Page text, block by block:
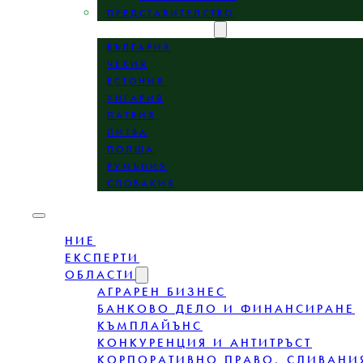
ПРЕДСТАВИТЕЛСТВО
БЪЛГАРИЯ
ЧЕХИЯ
ЕСТОНИЯ
УНГАРИЯ
ЛАТВИЯ
ЛИТВА
ПОЛША
РУМЪНИЯ
СЛОВАКИЯ
НИЕ
ЕКСПЕРТИ
ОБЛАСТИ
АГРАРЕН БИЗНЕС
БАНКОВО ДЕЛО И ФИНАНСИРАНЕ
КЪМПЛАЙЪНС
КОНКУРЕНЦИЯ И АНТИТРЪСТ
КОРПОРАТИВНО ПРАВО,